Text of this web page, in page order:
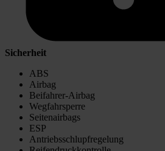
Sicherheit
ABS
Airbag
Beifahrer-Airbag
Wegfahrsperre
Seitenairbags
ESP
Antriebsschlupfregelung